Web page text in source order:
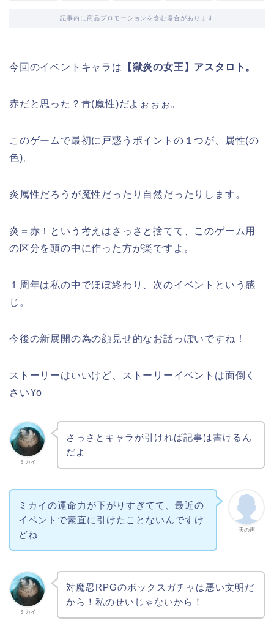
記事内に商品プロモーションを含む場合があります
今回のイベントキャラは 【獄炎の女王】アスタロト。
赤だと思った？青(魔性)だよぉぉぉ。
このゲームで最初に戸惑うポイントの１つが、属性(の
色)。
炎属性だろうが魔性だったり自然だったりします。
炎＝赤！という考えはさっさと捨てて、このゲーム用
の区分を頭の中に作った方が楽ですよ。
１周年は私の中でほぼ終わり、次のイベントという感
じ。
今後の新展開の為の顔見せ的なお話っぽいですね！
ストーリーはいいけど、ストーリーイベントは面倒く
さいYo
ミカイ
さっさとキャラが引ければ記事は書けるん
だよ
天の声
ミカイの運命力が下がりすぎてて、最近の
イベントで素直に引けたことないんですけ
どね
ミカイ
対魔忍RPGのボックスガチャは悪い文明だ
から！私のせいじゃないから！